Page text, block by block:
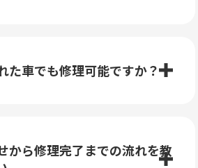
た車でも修理可能ですか？
から修理完了までの流れを教